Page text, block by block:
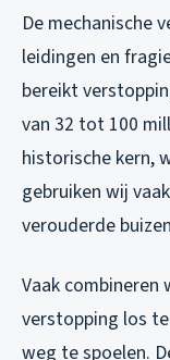
De mechanische
leidingen en
bereikt
van 32 tot 100
historische kern,
gebruiken wij
verouderde
Vaak combineren
verstopping los
weg te spoelen.